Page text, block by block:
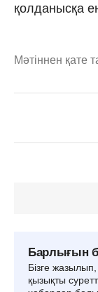
қолданысқа
Мәтіннен қате
Барлығын
Бізге
қызықты